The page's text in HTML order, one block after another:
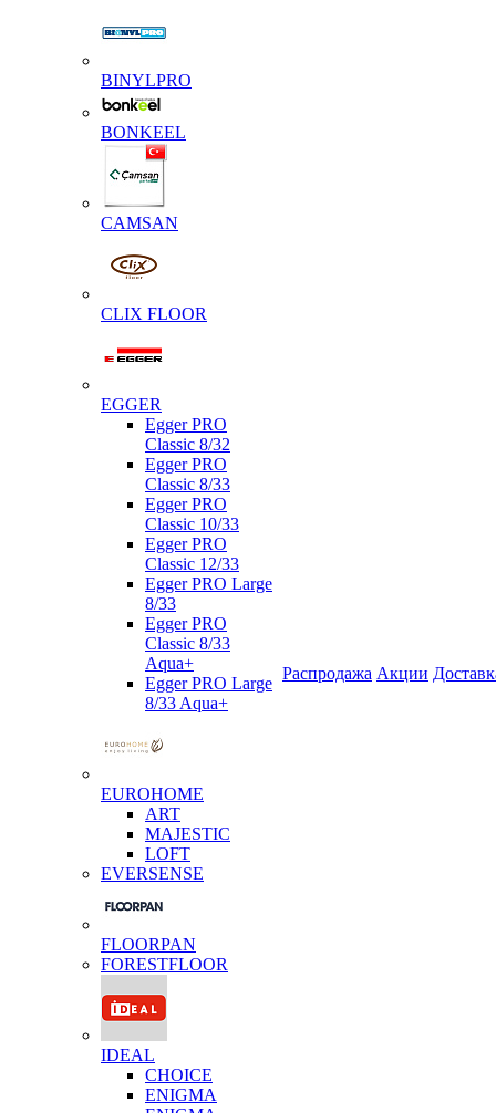
BINYLPRO
BONKEEL
CAMSAN
CLIX FLOOR
EGGER
Egger PRO
Classic 8/32
Egger PRO
Classic 8/33
Egger PRO
Classic 10/33
Egger PRO
Classic 12/33
Egger PRO Large
8/33
Egger PRO
Classic 8/33
Aqua+
Egger PRO Large
8/33 Aqua+
EUROHOME
ART
MAJESTIC
LOFT
EVERSENSE
FLOORPAN
FORESTFLOOR
IDEAL
CHOICE
ENIGMA
Распродажа Акции